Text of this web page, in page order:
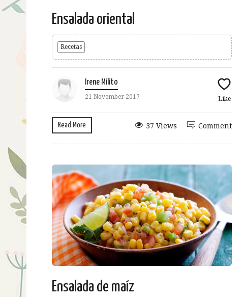
Ensalada oriental
Recetas
Irene Milito
21 November 2017 Like
Read More Comment
37 Views
Ensalada de maíz